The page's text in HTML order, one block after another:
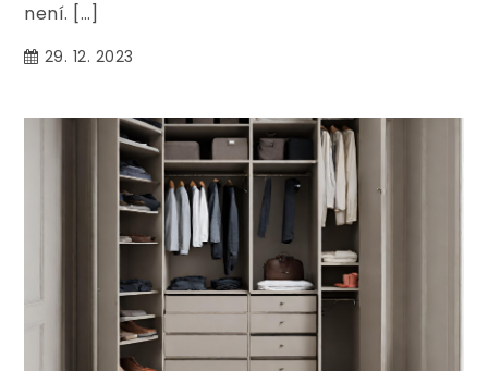
není. […]
29. 12. 2023